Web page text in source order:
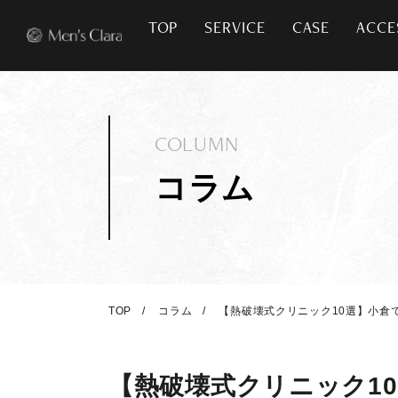
TOP SERVICE CASE
コラム
COLUMN
TOP コラム 【熱破壊式クリニック10選】小
【熱破壊式クリニック